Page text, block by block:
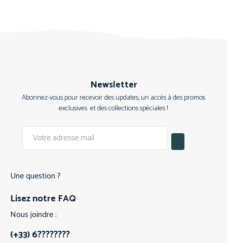
Newsletter
Abonnez-vous pour recevoir des updates, un accès à des promos
exclusives et des collections spéciales !
Une question ?
Lisez notre FAQ
Nous joindre :
(+33) 6????????